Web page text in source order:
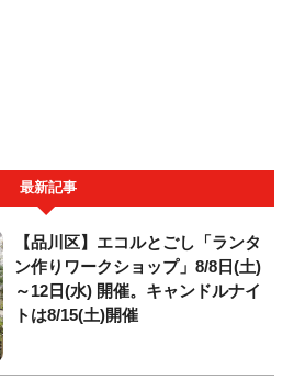
最新記事
【品川区】エコルとごし「ランタ
ン作りワークショップ」8/8日(土)
～12日(水) 開催。キャンドルナイ
トは8/15(土)開催